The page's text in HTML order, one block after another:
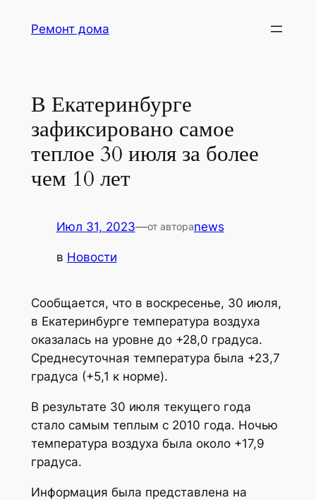
Ремонт дома
В Екатеринбурге
зафиксировано самое
теплое 30 июля за более
чем 10 лет
Июл 31, 2023—от автораnews
в Новости
Сообщается, что в воскресенье, 30 июля,
в Екатеринбурге температура воздуха
оказалась на уровне до +28,0 градуса.
Среднесуточная температура была +23,7
градуса (+5,1 к норме).
В результате 30 июля текущего года
стало самым теплым с 2010 года. Ночью
температура воздуха была около +17,9
градуса.
Информация была представлена на